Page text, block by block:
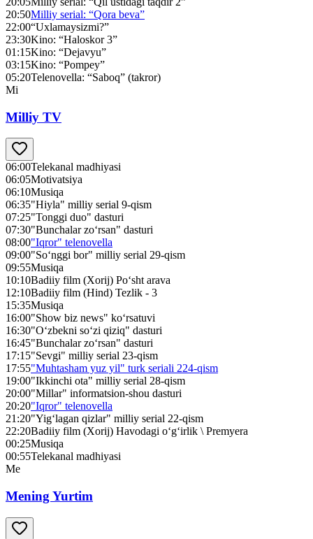
20:50Milliy serial: “Qora beva”
22:00“Uxlamaysizmi?”
23:30Kino: “Haloskor 3”
01:15Kino: “Dejavyu”
03:15Kino: “Pompey”
05:20Telenovella: “Saboq” (takror)
Mi
Milliy TV
06:00Telekanal madhiyasi
06:05Motivatsiya
06:10Musiqa
06:35"Hiyla" milliy serial 9-qism
07:25"Tonggi duo" dasturi
07:30"Bunchalar zo‘rsan" dasturi
08:00"Iqror" telenovella
09:00"So‘nggi bor" milliy serial 29-qism
09:55Musiqa
10:10Badiiy film (Xorij) Po‘sht arava
12:10Badiiy film (Hind) Tezlik - 3
15:35Musiqa
16:00"Show biz news" ko‘rsatuvi
16:30"O‘zbekni so‘zi qiziq" dasturi
16:45"Bunchalar zo‘rsan" dasturi
17:15"Sevgi" milliy serial 23-qism
17:55"Muhtasham yuz yil" turk seriali 224-qism
19:00"Ikkinchi ota" milliy serial 28-qism
20:00"Millar" informatsion-shou dasturi
20:20"Iqror" telenovella
21:20"Yig‘lagan qizlar" milliy serial 22-qism
22:20Badiiy film (Xorij) Havodagi o‘g‘irlik \ Premyera
00:25Musiqa
00:55Telekanal madhiyasi
Me
Mening Yurtim